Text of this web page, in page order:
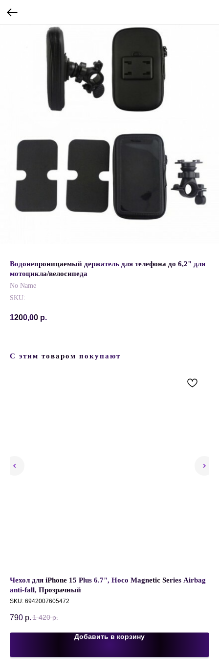
Водонепроницаемый держатель для телефона до 6,2" для
мотоцикла/велосипеда
No Name
SKU:
1200,00 р.
С этим товаром покупают
Чехол для iPhone 15 Plus 6.7", Hoco Magnetic Series Airbag
anti-fall, Прозрачный
SKU: 6942007605472
790 р. 1 420 р.
Добавить в корзину